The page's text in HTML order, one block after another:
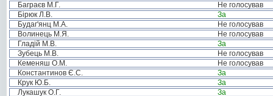
Баграєв М.Г.
Не голосував
Бірюк Л.В.
За
Будаг'янц М.А.
Не голосував
Волинець М.Я.
Не голосував
Гладій М.В.
За
Зубець М.В.
Не голосував
Кеменяш О.М.
Не голосував
Константинов Є.С.
За
Крук Ю.Б.
За
Лукашук О.Г.
За